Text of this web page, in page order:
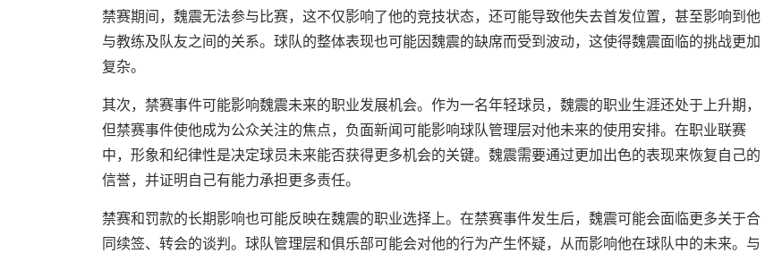
禁赛期间，魏震无法参与比赛，这不仅影响了他的竞技状态，还可能导致他失去首发位置，甚至影响到他
与教练及队友之间的关系。球队的整体表现也可能因魏震的缺席而受到波动，这使得魏震面临的挑战更加
复杂。
其次，禁赛事件可能影响魏震未来的职业发展机会。作为一名年轻球员，魏震的职业生涯还处于上升期，
但禁赛事件使他成为公众关注的焦点，负面新闻可能影响球队管理层对他未来的使用安排。在职业联赛
中，形象和纪律性是决定球员未来能否获得更多机会的关键。魏震需要通过更加出色的表现来恢复自己的
信誉，并证明自己有能力承担更多责任。
禁赛和罚款的长期影响也可能反映在魏震的职业选择上。在禁赛事件发生后，魏震可能会面临更多关于合
同续签、转会的谈判。球队管理层和俱乐部可能会对他的行为产生怀疑，从而影响他在球队中的未来。与